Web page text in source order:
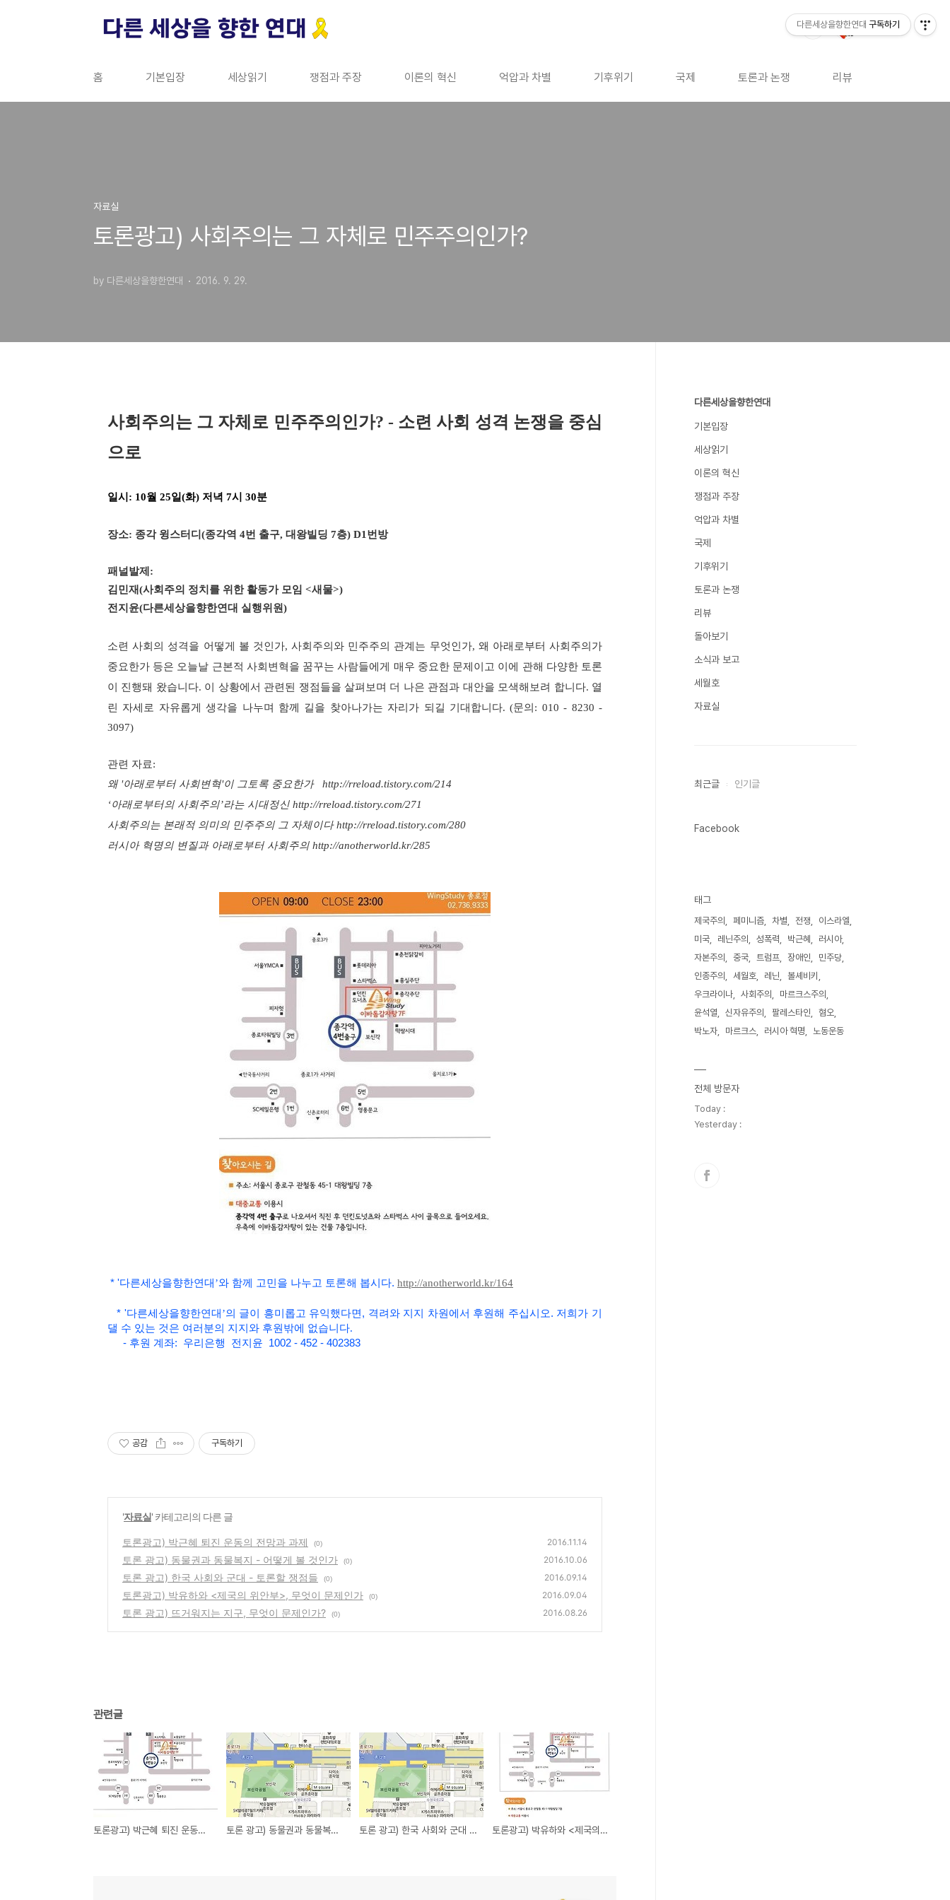
홈 기본입장 세상읽기 쟁점과 주장 이론의 혁신 억압과 차별 기후위기 국제 토론과 논쟁 리뷰
자료실
토론광고) 사회주의는 그 자체로 민주주의인가?
by 다른세상을향한연대 2016. 9. 29.
사회주의는 그 자체로 민주주의인가? - 소련 사회 성격 논쟁을 중심
으로
일시 : 10월 25일(화) 저녁 7시 30분
장소: 종각 윙스터디 (종각역 4번 출구, 대왕빌딩 7층) D1 번방
패널발제 :
김민재(사회주의 정치를 위한 활동가 모임 <새물>)
전지윤(다른세상을향한연대 실행위원)
소련 사회의 성격을 어떻게 볼 것인가, 사회주의와 민주주의 관계는 무엇인가, 왜 아래로부터 사회주의가
중요한가 등은 오늘날 근본적 사회변혁을 꿈꾸는 사람들에게 매우 중요한 문제이고 이에 관해 다양한 토론
이 진행돼 왔습니다. 이 상황에서 관련된 쟁점들을살펴보며 더 나은 관점과 대안을 모색해보려 합니다. 열
린 자세로 자유롭게 생각을 나누며 함께 길을 찾아나가는 자리가 되길 기대합니다.(문의 : 010 - 8230 -
3097)
관련 자료:
왜 '아래로부터 사회변혁'이 그토록 중요한가 http://rreload.tistory.com/214
‘아래로부터의 사회주의’라는 시대정신 http://rreload.tistory.com/271
사회주의는 본래적 의미의 민주주의 그 자체이다 http://rreload.tistory.com/280
러시아 혁명의 변질과 아래로부터 사회주의 http://anotherworld.kr/285
* '다른세상을향한연대 ’와 함께 고민을 나누고 토론해 봅시다. http://anotherworld.kr/164
* '다른세상을향한연대 ’의 글이 흥미롭고 유익했다면, 격려와 지지 차원에서 후원해 주십시오. 저희가 기
댈 수 있는 것은 여러분의 지지와 후원밖에 없습니다.
- 후원 계좌: 우리은행 전지윤 1002 - 452 - 402383
공감 구독하기
'자료실' 카테고리의 다른 글
토론광고) 박근혜 퇴진 운동의 전망과 과제 (0) 2016.11.14
토론 광고) 동물권과 동물복지 - 어떻게 볼 것인가 (0) 2016.10.06
토론 광고) 한국 사회와 군대 - 토론할 쟁점들 (0) 2016.09.14
토론광고) 박유하와 <제국의 위안부>, 무엇이 문제인가 (0) 2016.09.04
토론 광고) 뜨거워지는 지구, 무엇이 문제인가? (0) 2016.08.26
관련글
토론광고) 박근혜 퇴진 운동의 전망과 과제 토론 광고) 동물권과 동물복지 - 어떻게 볼 것인가 토론 광고) 한국 사회와 군대 - 토론할 쟁점들 토론광고) 박유하와 <제국의 위안부>, 무엇이 문제인가
다른세상을향한연대
기본입장
세상읽기
이론의 혁신
쟁점과 주장
억압과 차별
국제
기후위기
토론과 논쟁
리뷰
돌아보기
소식과 보고
세월호
자료실
최근글 인기글
Facebook
태그
제국주의 페미니즘 차별 전쟁
이스라엘
미국
레닌주의 성폭력 박근혜
러시아
자본주의
중국 트럼프 장애인
민주당
인종주의
세월호 레닌
볼셰비키
우크라이나
사회주의
마르크스주의
윤석열
신자유주의 팔레스타인
혐오
박노자
마르크스 러시아 혁명 노동운동
전체 방문자
Today :
Yesterday :
다른세상을향한연대 구독하기